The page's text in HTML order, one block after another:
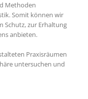
Methoden
Somit können wir
Schutz, zur Erhaltung
anbieten.
Praxisräumen
untersuchen und